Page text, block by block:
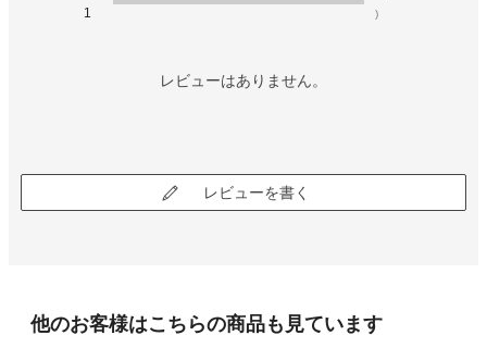
1
)
レビューはありません。
レビューを書く
他のお客様はこちらの商品も見ています